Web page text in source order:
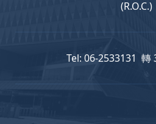
(R.O.C.)
Tel: 06-2533131 轉